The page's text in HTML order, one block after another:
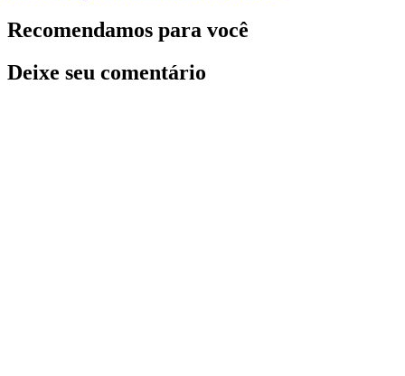
Recomendamos para você
Deixe seu comentário